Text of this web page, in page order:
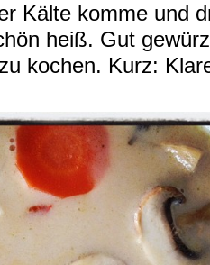
Kälte komme und
heiß. Gut
kochen. Kurz: